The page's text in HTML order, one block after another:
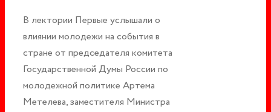
В лектории Первые услышали о
влиянии молодежи на события в
стране от председателя комитета
Государственной Думы России по
молодежной политике Артема
Метелева, заместителя Министра